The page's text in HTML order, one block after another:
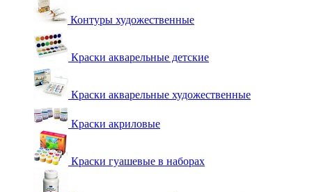
Контуры художественные
Краски акварельные детские
Краски акварельные художественные
Краски акриловые
Краски гуашевые в наборах